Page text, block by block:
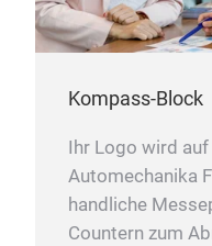
Kompass-Block
Ihr Logo wird
Automechanika
handliche
Countern zum